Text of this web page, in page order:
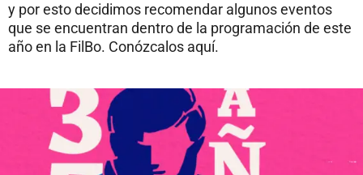
y por esto decidimos recomendar algunos eventos
que se encuentran dentro de la programación de este
año en la FilBo. Conózcalos aquí.